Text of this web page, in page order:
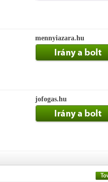
mennyiazara.hu
jofogas.hu